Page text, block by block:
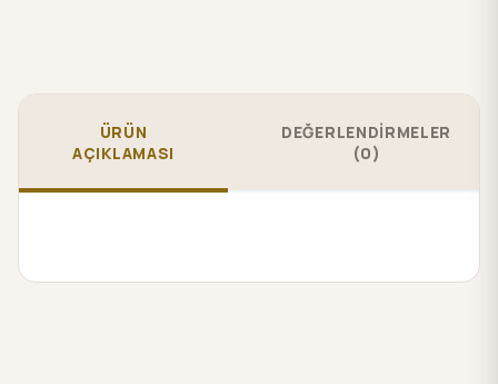
ÜRÜN
AÇIKLAMASI
DEĞERLENDİRMELER
(0)